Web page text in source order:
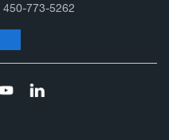
450-773-5262